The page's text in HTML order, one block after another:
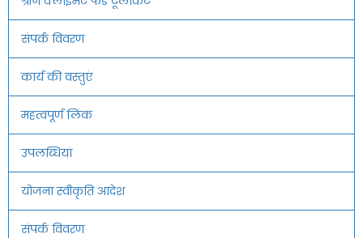
संपर्क विवरण
कार्य की वस्तुएं
महत्वपूर्ण लिंक
उपलब्धियां
योजना स्वीकृति आदेश
संपर्क विवरण